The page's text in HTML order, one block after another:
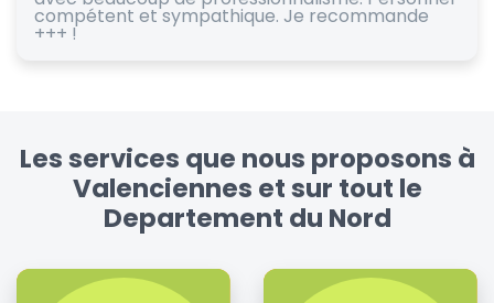
compétent et sympathique. Je recommande
+++ !
Les services que nous proposons à
Valenciennes et sur tout le
Departement du Nord